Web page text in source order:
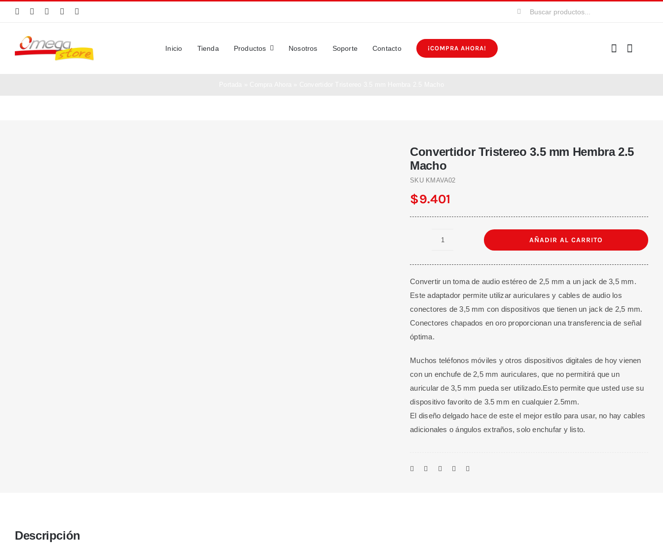
Buscar:
Inicio Tienda Productos Nosotros Soporte Contacto ¡COMPRA AHORA!
Convertidor Tristereo 3.5 mm Hembra 2.5
Macho
SKU KMAVA02
$9.401
Hembra
Macho
AÑADIR AL CARRITO
Convertir un toma de audio estéreo de 2,5 mm a un jack de 3,5 mm.
Este adaptador permite utilizar auriculares y cables de audio los
conectores de 3,5 mm con dispositivos que tienen un jack de 2,5 mm.
Conectores chapados en oro proporcionan una transferencia de señal
óptima.
Muchos teléfonos móviles y otros dispositivos digitales de hoy vienen
con un enchufe de 2,5 mm auriculares, que no permitirá que un
auricular de 3,5 mm pueda ser utilizado.Esto permite que usted use su
dispositivo favorito de 3.5 mm en cualquier 2.5mm.
El diseño delgado hace de este el mejor estilo para usar, no hay cables
adicionales o ángulos extraños, solo enchufar y listo.
Descripción